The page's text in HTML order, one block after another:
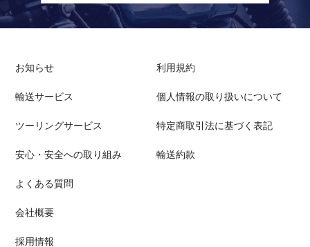
お知らせ
輸送サービス
ツーリングサービス
安心・安全への取り組み
よくある質問
会社概要
採用情報
利用規約
個人情報の取り扱いについて
特定商取引法に基づく表記
輸送約款